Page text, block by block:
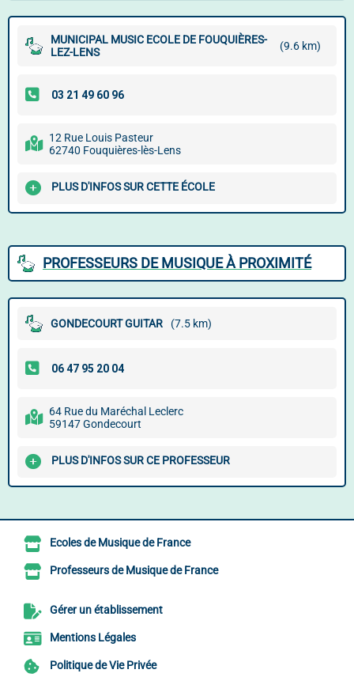
MUNICIPAL MUSIC ECOLE DE FOUQUIÈRES-
LEZ-LENS
(9.6 km)
12 Rue Louis Pasteur
62740 Fouquières-lès-Lens
PLUS D'INFOS SUR CETTE ÉCOLE
PROFESSEURS DE MUSIQUE À PROXIMITÉ
GONDECOURT GUITAR (7.5 km)
64 Rue du Maréchal Leclerc
59147 Gondecourt
PLUS D'INFOS SUR CE PROFESSEUR
Ecoles de Musique de France
Professeurs de Musique de France
Gérer un établissement
Mentions Légales
Politique de Vie Privée